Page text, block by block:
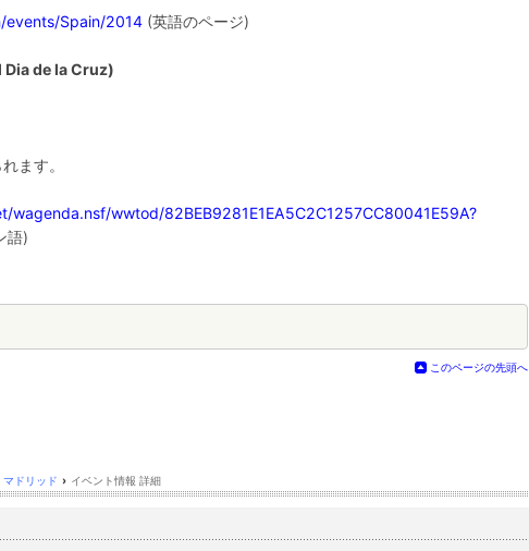
Spain/2014 (英語のページ)
Dia de la Cruz)
ます。
wagenda.nsf/wwtod/82BEB9281E1EA5C2C1257CC80041E59A?
語)
このページの先頭へ
マドリッド › イベント情報 詳細